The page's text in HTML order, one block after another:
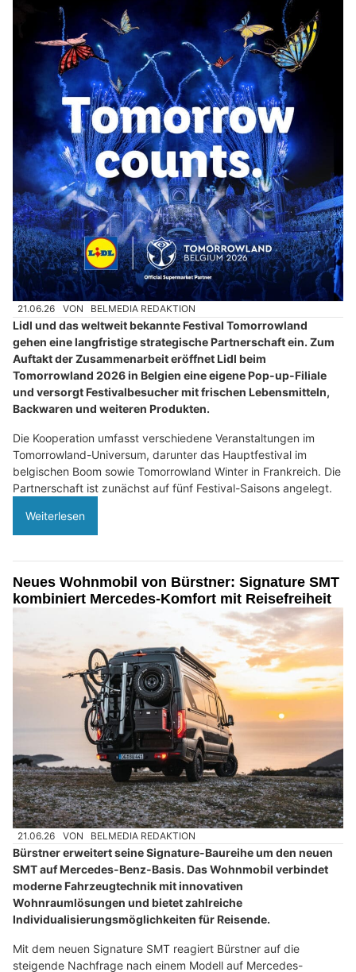
21.06.26 VON BELMEDIA REDAKTION
Lidl und das weltweit bekannte Festival Tomorrowland
gehen eine langfristige strategische Partnerschaft ein. Zum
Auftakt der Zusammenarbeit eröffnet Lidl beim
Tomorrowland 2026 in Belgien eine eigene Pop-up-Filiale
und versorgt Festivalbesucher mit frischen Lebensmitteln,
Backwaren und weiteren Produkten.
Die Kooperation umfasst verschiedene Veranstaltungen im
Tomorrowland-Universum, darunter das Hauptfestival im
belgischen Boom sowie Tomorrowland Winter in Frankreich. Die
Partnerschaft ist zunächst auf fünf Festival-Saisons angelegt.
Weiterlesen
Neues Wohnmobil von Bürstner: Signature SMT
kombiniert Mercedes-Komfort mit Reisefreiheit
21.06.26 VON BELMEDIA REDAKTION
Bürstner erweitert seine Signature-Baureihe um den neuen
SMT auf Mercedes-Benz-Basis. Das Wohnmobil verbindet
moderne Fahrzeugtechnik mit innovativen
Wohnraumlösungen und bietet zahlreiche
Individualisierungsmöglichkeiten für Reisende.
Mit dem neuen Signature SMT reagiert Bürstner auf die
steigende Nachfrage nach einem Modell auf Mercedes-